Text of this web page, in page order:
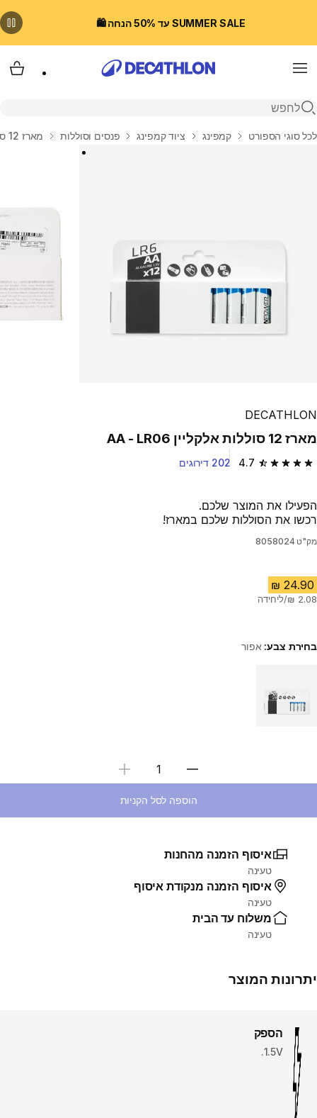
SUMMER SALE עד 50% הנחה 🛍️
Menu
פתיחת חיפוש
בית
לכל סוגי הספורט קמפינג ציוד קמפינג פנסים וסוללות מארז 12 סוללות אלקליין LR06 - ‏AA
DECATHLON
מארז 12 סוללות אלקליין LR06 - ‏AA
4.7 4.7 out of 5 stars from 202 reviews 202 דירוגים
הפעילו את המוצר שלכם.
רכשו את הסוללות שלכם במארז!
מק"ט 8058024
בחירת צבע: אפור
בחירת כמות
הוספה לסל הקניות
איסוף הזמנה מהחנות
טעינה
איסוף הזמנה מנקודת איסוף
טעינה
משלוח עד הבית
טעינה
יתרונות המוצר
הספק
1.5V.